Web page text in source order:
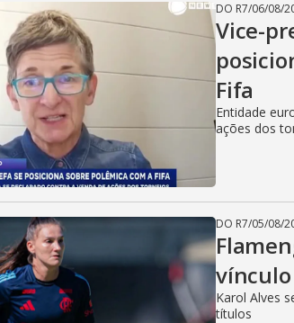
DO R7/06/08/
Vice-
Fifa
Entidade
ações dos
DO R7/05/08/
Karol Alves
títulos